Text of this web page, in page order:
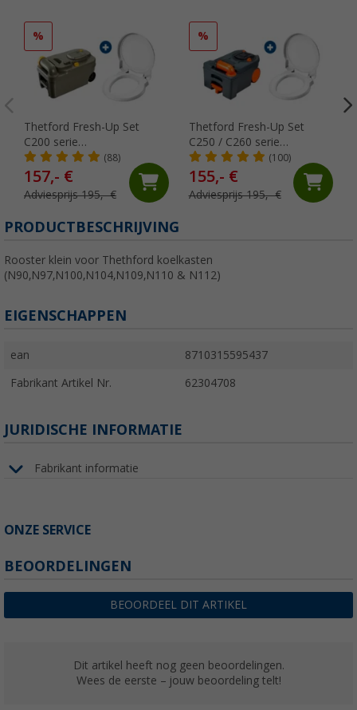
%
Thetford Fresh-Up Set
C200 serie
toiletbehandelingsset 2
stuks
(88)
157,- €
Adviesprijs 195,- €
%
Thetford Fresh-Up Set
C250 / C260 serie
Toiletbehandelingsset 2
stuks
(100)
155,- €
Adviesprijs 195,- €
PRODUCTBESCHRIJVING
Rooster klein voor Thethford koelkasten
(N90,N97,N100,N104,N109,N110 & N112)
EIGENSCHAPPEN
ean 8710315595437
Fabrikant Artikel Nr. 62304708
JURIDISCHE INFORMATIE
Fabrikant informatie
ONZE SERVICE
BEOORDELINGEN
BEOORDEEL DIT ARTIKEL
Dit artikel heeft nog geen beoordelingen.
Wees de eerste – jouw beoordeling telt!